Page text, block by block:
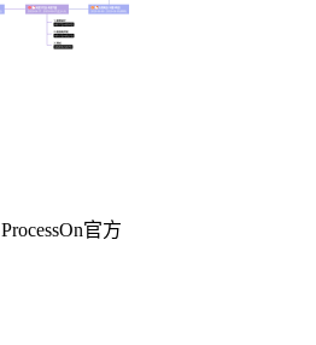
ProcessOn官方